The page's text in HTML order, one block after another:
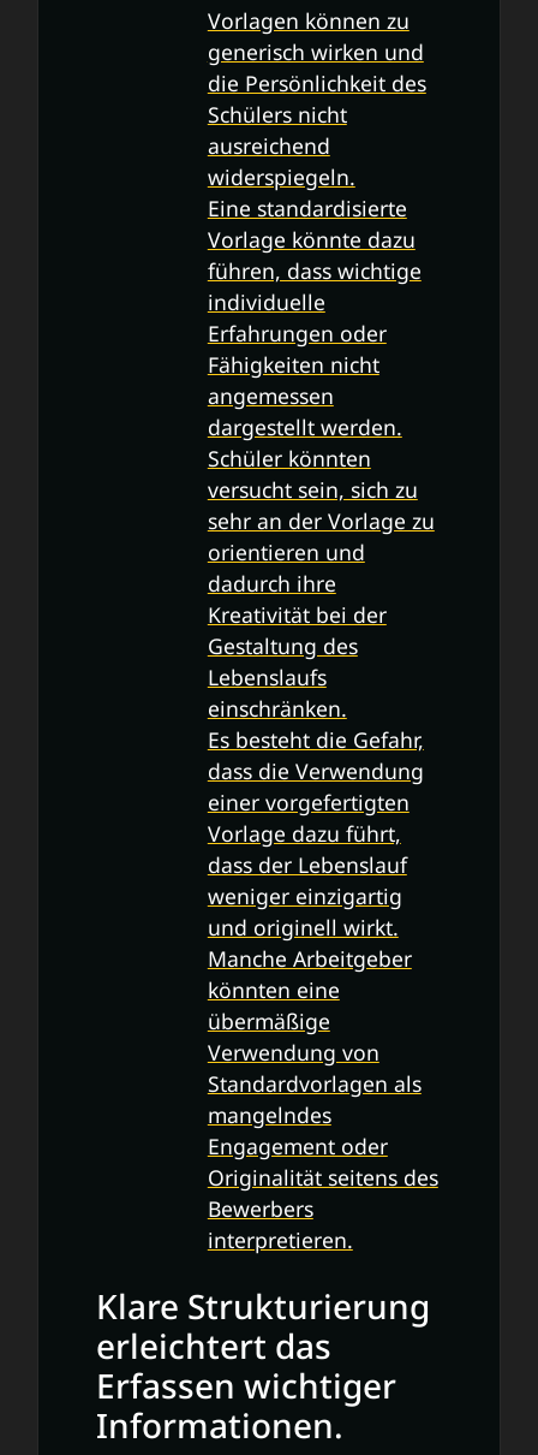
Vorlagen können zu
generisch wirken und
die Persönlichkeit des
Schülers nicht
ausreichend
widerspiegeln.
Eine standardisierte
Vorlage könnte dazu
führen, dass wichtige
individuelle
Erfahrungen oder
Fähigkeiten nicht
angemessen
dargestellt werden.
Schüler könnten
versucht sein, sich zu
sehr an der Vorlage zu
orientieren und
dadurch ihre
Kreativität bei der
Gestaltung des
Lebenslaufs
einschränken.
Es besteht die Gefahr,
dass die Verwendung
einer vorgefertigten
Vorlage dazu führt,
dass der Lebenslauf
weniger einzigartig
und originell wirkt.
Manche Arbeitgeber
könnten eine
übermäßige
Verwendung von
Standardvorlagen als
mangelndes
Engagement oder
Originalität seitens des
Bewerbers
interpretieren.
Klare Strukturierung
erleichtert das
Erfassen wichtiger
Informationen.